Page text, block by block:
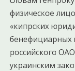
физическое
«кипрских
бенефициарных
российского
украинским